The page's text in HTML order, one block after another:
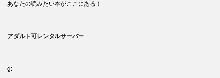
あなたの読みたい本がここにある！
アダルト可レンタルサーバー
g: